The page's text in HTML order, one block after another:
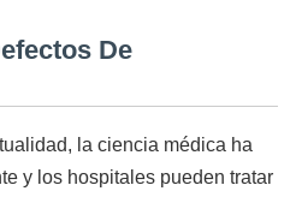
De
la ciencia médica ha
y los hospitales pueden tratar